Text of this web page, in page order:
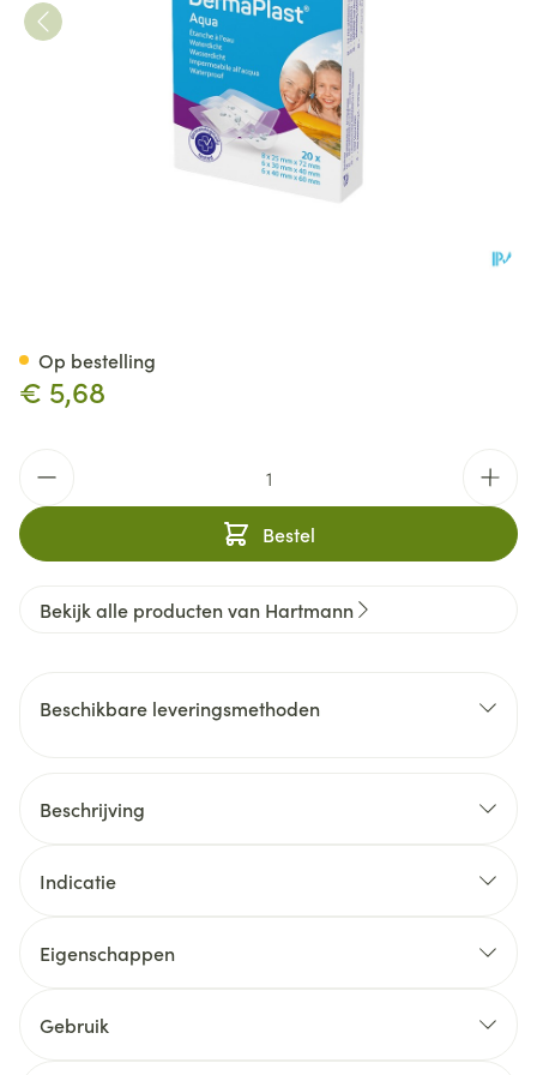
€ 5,68
Bestel
Op bestelling
Bekijk alle producten van Hartmann
Beschikbare leveringsmethoden
Beschrijving
Indicatie
Eigenschappen
Gebruik